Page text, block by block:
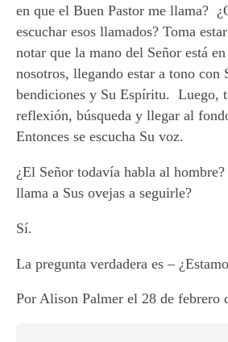
en que el Buen Pastor me llama?
escuchar esos llamados? Toma
notar que la mano del Señor está
nosotros, llegando estar a tono con
bendiciones y Su Espíritu. Luego,
reflexión, búsqueda y llegar al
Entonces se escucha Su voz.
¿El Señor todavía habla al
llama a Sus ovejas a seguirle?
Sí.
La pregunta verdadera es –
Por Alison Palmer el 28 de febrero